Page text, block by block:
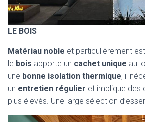
LE BOIS
Matériau noble et particulièrement
le bois apporte un cachet unique au
une bonne isolation thermique, il
un entretien régulier et implique des
plus élevés. Une large sélection